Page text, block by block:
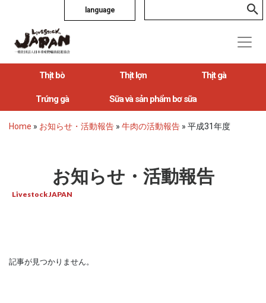
language
Thịt bò Thịt lợn Thịt gà
Trứng gà Sữa và sản phẩm bơ sữa
Home » お知らせ・活動報告 » 牛肉の活動報告 » 平成31年度
お知らせ・活動報告
Livestock JAPAN
記事が見つかりません。